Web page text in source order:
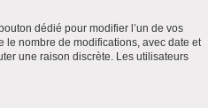
dédié pour modifier l’un de vos
le nombre de modifications, avec date et
une raison discrète. Les utilisateurs